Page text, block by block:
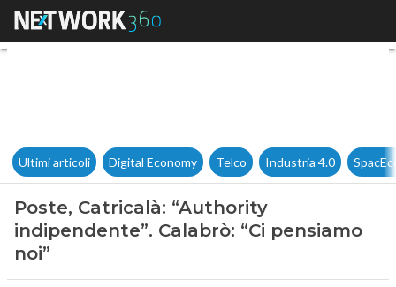
Poste, Catricalà: “Authority
Ultimi articoli Digital Economy Telco Industria 4.0
Poste, Catricalà: “Authority
indipendente”. Calabrò: “Ci pensiamo
noi”